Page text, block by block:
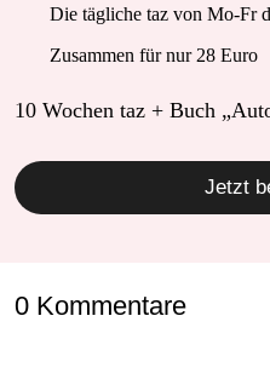
Die tägliche taz von Mo-Fr
Zusammen für nur 28 Euro
10 Wochen taz + Buch
Jetzt
0 Kommentare